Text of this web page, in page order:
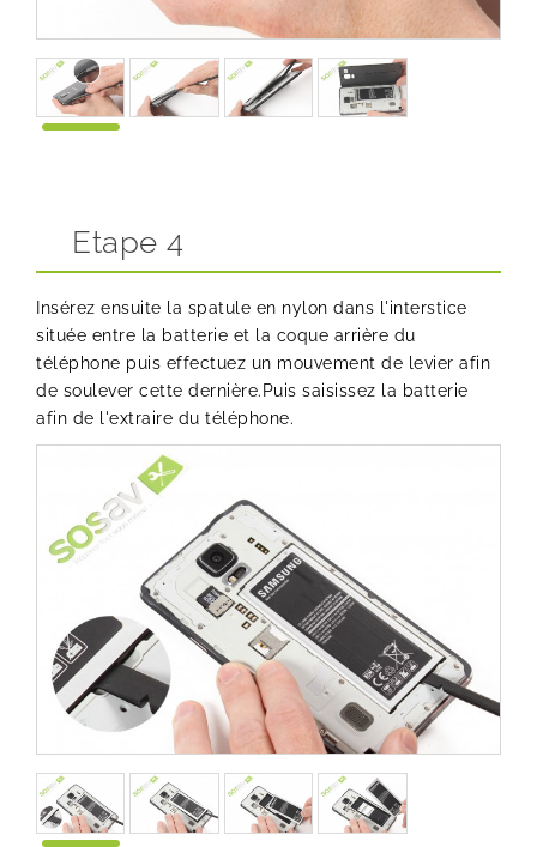
Etape 4
Insérez ensuite la spatule en nylon dans l'interstice
située entre la batterie et la coque arrière du
téléphone puis effectuez un mouvement de levier afin
de soulever cette dernière.Puis saisissez la batterie
afin de l'extraire du téléphone.